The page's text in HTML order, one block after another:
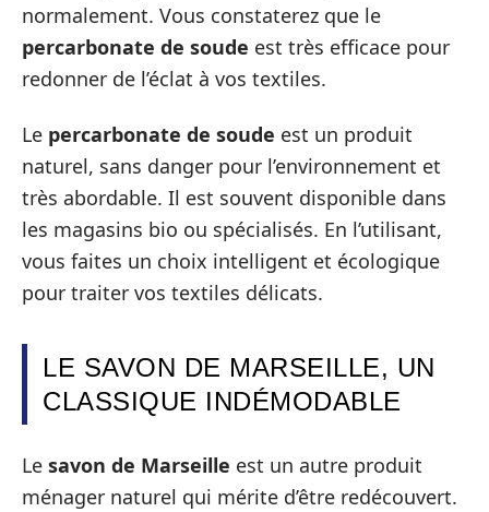
normalement. Vous constaterez que le
percarbonate de soude est très efficace pour
redonner de l’éclat à vos textiles.
Le percarbonate de soude est un produit
naturel, sans danger pour l’environnement et
très abordable. Il est souvent disponible dans
les magasins bio ou spécialisés. En l’utilisant,
vous faites un choix intelligent et écologique
pour traiter vos textiles délicats.
LE SAVON DE MARSEILLE, UN
CLASSIQUE INDÉMODABLE
Le savon de Marseille est un autre produit
ménager naturel qui mérite d’être redécouvert.